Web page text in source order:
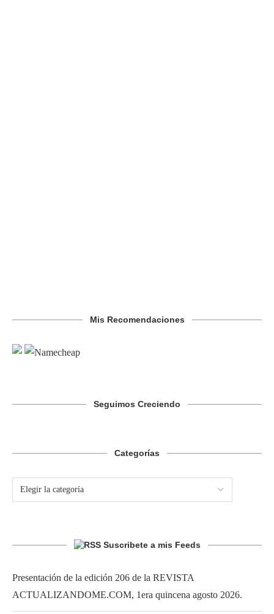
Mis Recomendaciones
Seguimos Creciendo
Categorías
Suscribete a mis Feeds
Presentación de la edición 206 de la REVISTA
ACTUALIZANDOME.COM, 1era quincena agosto 2026.